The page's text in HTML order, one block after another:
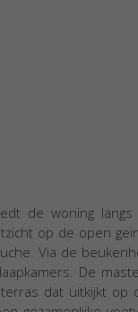
de woning langs
op de open
Via de
De
dat uitkijkt op